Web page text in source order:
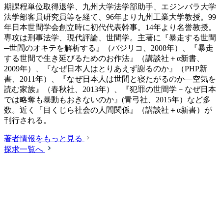
期課程単位取得退学、九州大学法学部助手、エジンバラ大学
法学部客員研究員等を経て、96年より九州工業大学教授。99
年日本世間学会創立時に初代代表幹事。14年より名誉教授。
専攻は刑事法学、現代評論、世間学。主著に『暴走する世間
─世間のオキテを解析する』（バジリコ、2008年）、『暴走
する世間で生き延びるためのお作法』（講談社＋α新書、
2009年）、『なぜ日本人はとりあえず謝るのか』（PHP新
書、2011年）、『なぜ日本人は世間と寝たがるのか―空気を
読む家族』（春秋社、2013年）、『犯罪の世間学－なぜ日本
では略奪も暴動もおきないのか』(青弓社、2015年）など多
数。近く『目くじら社会の人間関係』（講談社＋α新書）が
刊行される。
著者情報をもっと見る
探求一覧へ